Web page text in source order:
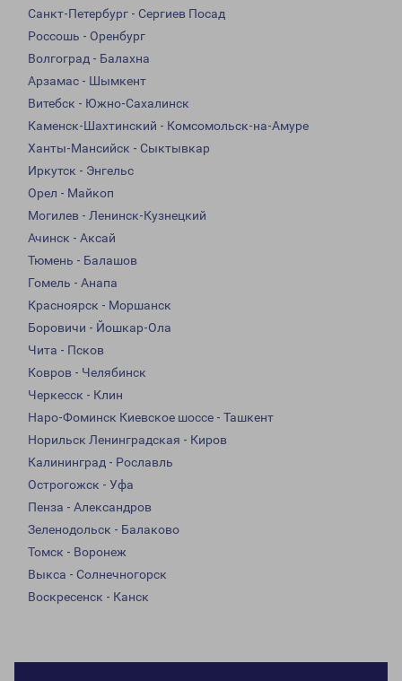
Санкт-Петербург - Сергиев Посад
Россошь - Оренбург
Волгоград - Балахна
Арзамас - Шымкент
Витебск - Южно-Сахалинск
Каменск-Шахтинский - Комсомольск-на-Амуре
Ханты-Мансийск - Сыктывкар
Иркутск - Энгельс
Орел - Майкоп
Могилев - Ленинск-Кузнецкий
Ачинск - Аксай
Тюмень - Балашов
Гомель - Анапа
Красноярск - Моршанск
Боровичи - Йошкар-Ола
Чита - Псков
Ковров - Челябинск
Черкесск - Клин
Наро-Фоминск Киевское шоссе - Ташкент
Норильск Ленинградская - Киров
Калининград - Рославль
Острогожск - Уфа
Пенза - Александров
Зеленодольск - Балаково
Томск - Воронеж
Выкса - Солнечногорск
Воскресенск - Канск